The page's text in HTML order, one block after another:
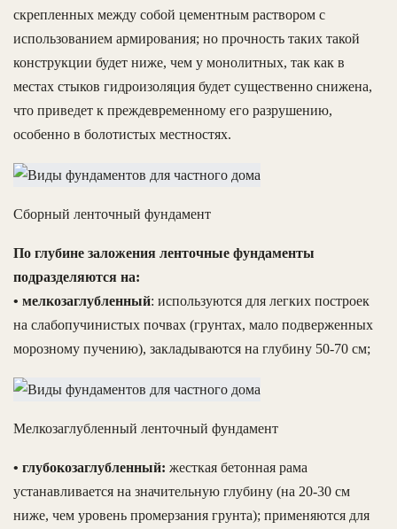
скрепленных между собой цементным раствором с
использованием армирования; но прочность таких такой
конструкции будет ниже, чем у монолитных, так как в
местах стыков гидроизоляция будет существенно снижена,
что приведет к преждевременному его разрушению,
особенно в болотистых местностях.
Сборный ленточный фундамент
По глубине заложения ленточные фундаменты
подразделяются на:
• мелкозаглубленный: используются для легких построек
на слабопучинистых почвах (грунтах, мало подверженных
морозному пучению), закладываются на глубину 50-70 см;
Мелкозаглубленный ленточный фундамент
• глубокозаглубленный: жесткая бетонная рама
устанавливается на значительную глубину (на 20-30 см
ниже, чем уровень промерзания грунта); применяются для